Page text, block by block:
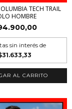
TECH TRAIL
HOMBRE
sin interés de
AL CARRITO